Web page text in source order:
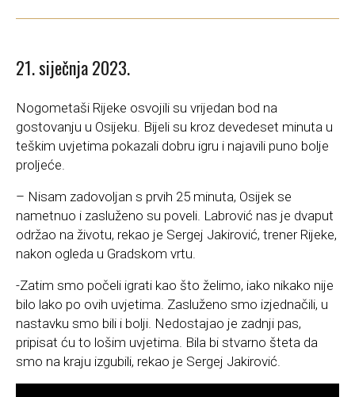
21. siječnja 2023.
Nogometaši Rijeke osvojili su vrijedan bod na
gostovanju u Osijeku. Bijeli su kroz devedeset minuta u
teškim uvjetima pokazali dobru igru i najavili puno bolje
proljeće.
– Nisam zadovoljan s prvih 25 minuta, Osijek se
nametnuo i zasluženo su poveli. Labrović nas je dvaput
održao na životu, rekao je Sergej Jakirović, trener Rijeke,
nakon ogleda u Gradskom vrtu.
-Zatim smo počeli igrati kao što želimo, iako nikako nije
bilo lako po ovih uvjetima. Zasluženo smo izjednačili, u
nastavku smo bili i bolji. Nedostajao je zadnji pas,
pripisat ću to lošim uvjetima. Bila bi stvarno šteta da
smo na kraju izgubili, rekao je Sergej Jakirović.